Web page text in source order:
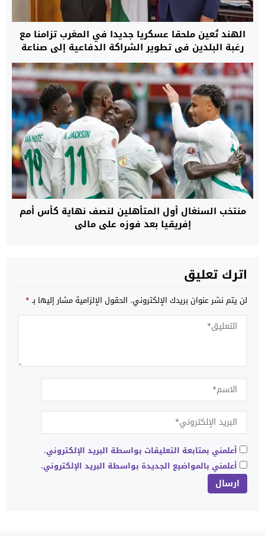
الهند تُعين ملحقا عسكريا جديدا في المغرب تزامنا مع
رغبة البلدين في تطوير الشراكة الدفاعية إلى صناعة
مشتركة للأسلحة
منتخب السنغال أول المتأهلين لنصف نهاية كأس أمم
إفريقيا بعد فوزه على مالي
اترك تعليق
لن يتم نشر عنوان بريدك الإلكتروني. الحقول الإلزامية مشار إليها بـ*
أعلمني بمتابعة التعليقات بواسطة البريد الإلكتروني.
أعلمني بالمواضيع الجديدة بواسطة البريد الإلكتروني.